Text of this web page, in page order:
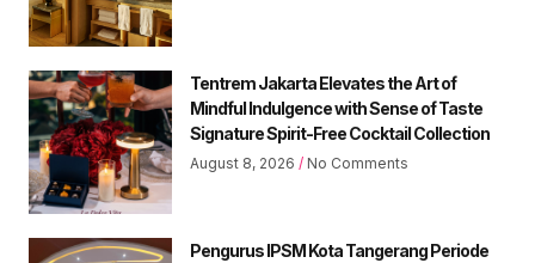
Tentrem Jakarta Elevates the Art of
Mindful Indulgence with Sense of Taste
Signature Spirit-Free Cocktail Collection
August 8, 2026 No Comments
Pengurus IPSM Kota Tangerang Periode